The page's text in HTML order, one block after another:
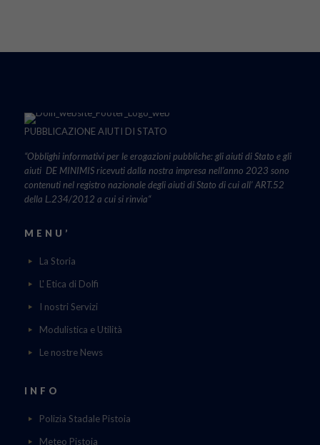
PUBBLICAZIONE AIUTI DI STATO
“Obblighi informativi per le erogazioni pubbliche: gli aiuti di Stato e gli
aiuti DE MINIMIS ricevuti dalla nostra impresa nell’anno 2023 sono
contenuti nel registro nazionale degli aiuti di Stato di cui all’ ART.52
della L.234/2012 a cui si rinvia“
MENU’
La Storia
L' Etica di Dolfi
I nostri Servizi
Modulistica e Utilità
Le nostre News
INFO
Polizia Stadale Pistoia
Meteo Pistoia